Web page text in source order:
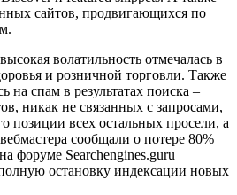
сайтов, продвигающихся по
волатильность отмечалась в
и розничной торговли. Также
на спам в результатах поиска –
никак не связанных с запросами,
позиции всех остальных просели, а
сообщали о потере 80%
форуме Searchengines.guru
остановку индексации новых